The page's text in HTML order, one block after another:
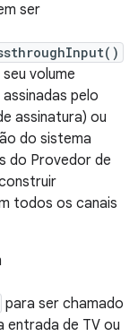
ser
volume
pelo
assinatura) ou
do sistema
do Provedor de
todos os canais
para ser chamado
entrada de TV ou